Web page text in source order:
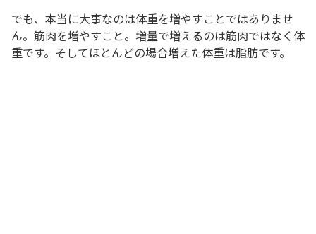
でも、本当に大事なのは体重を増やすことではありませ
ん。筋肉を増やすこと。増量で増えるのは筋肉ではなく体
重です。そしてほとんどの場合増えた体重は脂肪です。